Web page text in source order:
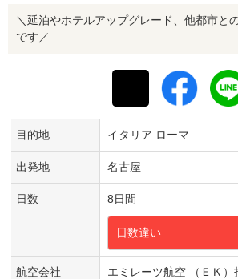
＼延泊やホテルアップグレード、他都市と
です／
目的地 イタリア ローマ
出発地 名古屋
日数 8日間
日数違い
航空会社 エミレーツ航空 （ＥＫ）